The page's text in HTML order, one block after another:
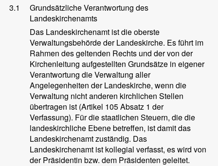
3.1
Grundsätzliche Verantwortung des
Landeskirchenamts
Das Landeskirchenamt ist die oberste
Verwaltungsbehörde der Landeskirche. Es führt im
Rahmen des geltenden Rechts und der von der
Kirchenleitung aufgestellten Grundsätze in eigener
Verantwortung die Verwaltung aller
Angelegenheiten der Landeskirche, wenn die
Verwaltung nicht anderen kirchlichen Stellen
übertragen ist (Artikel 105 Absatz 1 der
Verfassung). Für die staatlichen Steuern, die die
landeskirchliche Ebene betreffen, ist damit das
Landeskirchenamt zuständig. Das
Landeskirchenamt ist kollegial verfasst, es wird von
der Präsidentin bzw. dem Präsidenten geleitet.